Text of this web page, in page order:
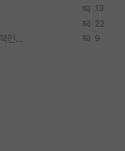
13
22
박사진학하기에 2억은 괜찮은 (?) 정도의 경제력인가요 9